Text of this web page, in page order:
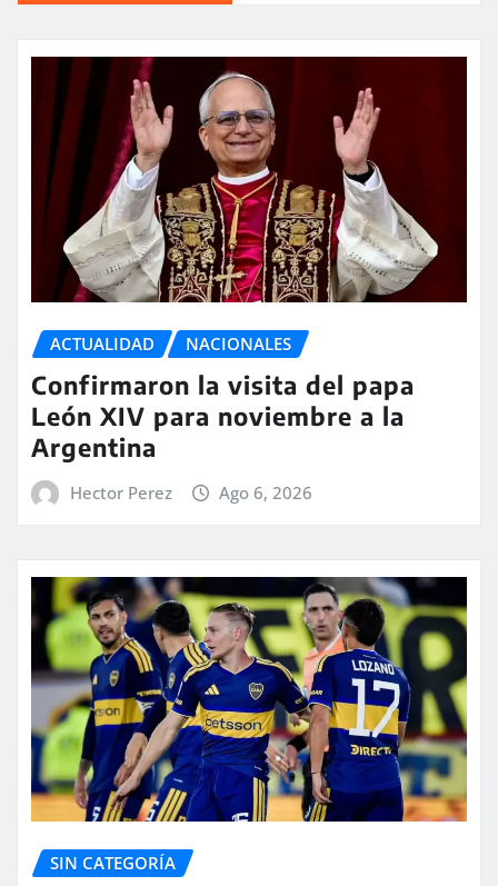
ACTUALIDAD NACIONALES
Confirmaron la visita del papa
León XIV para noviembre a la
Argentina
Hector Perez Ago 6, 2026
SIN CATEGORÍA